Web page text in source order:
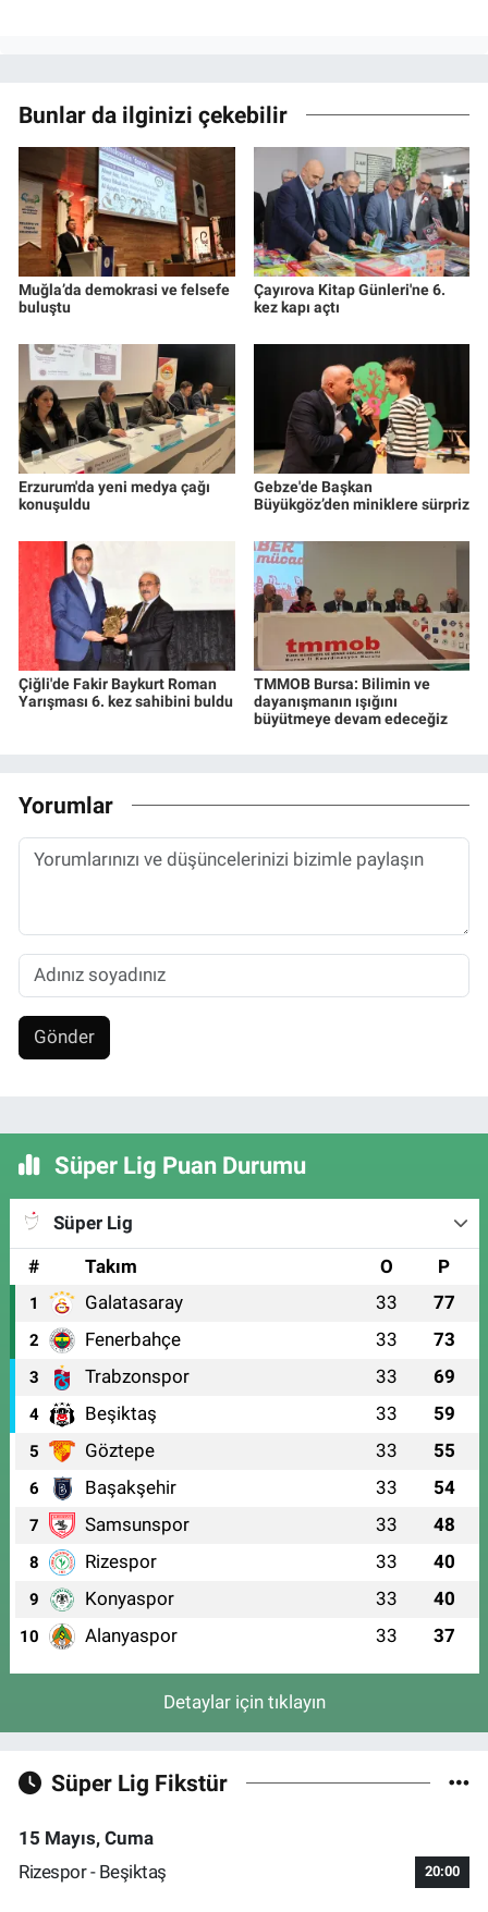
Bunlar da ilginizi çekebilir
Muğla’da demokrasi ve felsefe
buluştu
Çayırova Kitap Günleri'ne 6.
kez kapı açtı
Erzurum'da yeni medya çağı
konuşuldu
Gebze'de Başkan
Büyükgöz’den miniklere sürpriz
Çiğli'de Fakir Baykurt Roman
Yarışması 6. kez sahibini buldu
TMMOB Bursa: Bilimin ve
dayanışmanın ışığını
büyütmeye devam edeceğiz
Yorumlar
Gönder
Süper Lig Puan Durumu
Süper Lig
#
Takım O P
1 Galatasaray 33 77
2 Fenerbahçe 33 73
3 Trabzonspor 33 69
4 Beşiktaş 33 59
5 Göztepe 33 55
6 Başakşehir 33 54
7 Samsunspor 33 48
8 Rizespor 33 40
9 Konyaspor 33 40
10 Alanyaspor 33 37
Detaylar için tıklayın
Süper Lig Fikstür
15 Mayıs, Cuma
Rizespor - Beşiktaş
20:00